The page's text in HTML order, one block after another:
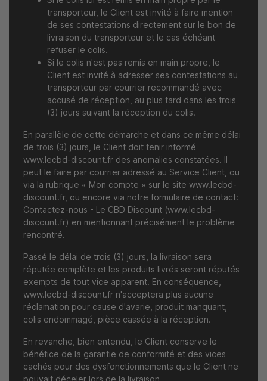
transporteur, le Client est invité à faire mention
de ses contestations directement sur le bon de
livraison du transporteur et le cas échéant
refuser le colis.
Si le colis n'est pas remis en main propre, le
Client est invité à adresser ses contestations au
transporteur par courrier recommandé avec
accusé de réception, au plus tard dans les trois
(3) jours suivant la réception du colis.
En parallèle de cette démarche et dans ce même délai
de trois (3) jours, le Client doit tenir informé
www.lecbd-discount.fr des anomalies constatées. Il
peut le faire par courrier adressé au Service Client, ou
via la rubrique « Mon compte » sur le site www.lecbd-
discount.fr, ou encore via notre formulaire de contact:
Contactez-nous - Le CBD Discount (www.lecbd-
discount.fr) en mentionnant précisément le problème
rencontré.
Passé le délai de trois (3) jours, la livraison sera
réputée complète et les produits livrés seront réputés
exempts de tout vice apparent. En conséquence,
www.lecbd-discount.fr n'acceptera plus aucune
réclamation pour cause d'avarie, produit manquant,
colis endommagé, pièce cassée à la réception.
En revanche, bien entendu, le Client conserve le
bénéfice de la garantie de conformité et des vices
cachés pour des dysfonctionnements que le Client ne